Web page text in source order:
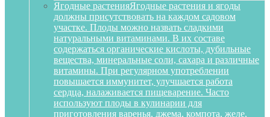
Ягодные растенияЯгодные растения и ягоды
должны присутствовать на каждом садовом
участке. Плоды можно назвать сладкими
натуральными витаминами. В их составе
содержаться органические кислоты, дубильные
вещества, минеральные соли, сахара и различные
витамины. При регулярном употреблении
повышается иммунитет, улучшается работа
сердца, налаживается пищеварение. Часто
используют плоды в кулинарии для
приготовления варенья, джема, компота, желе,